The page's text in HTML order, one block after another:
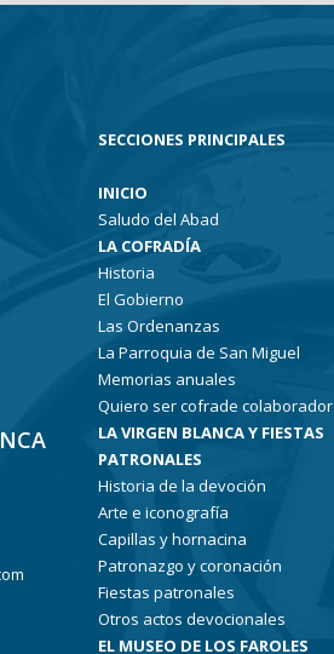
SECCIONES PRINCIPALES
INICIO
Saludo del Abad
LA COFRADÍA
Historia
El Gobierno
Las Ordenanzas
La Parroquia de San Miguel
Memorias anuales
Quiero ser cofrade colaborador
LA VIRGEN BLANCA Y FIESTAS
PATRONALES
Historia de la devoción
Arte e iconografía
Capillas y hornacina
Patronazgo y coronación
Fiestas patronales
Otros actos devocionales
EL MUSEO DE LOS FAROLES